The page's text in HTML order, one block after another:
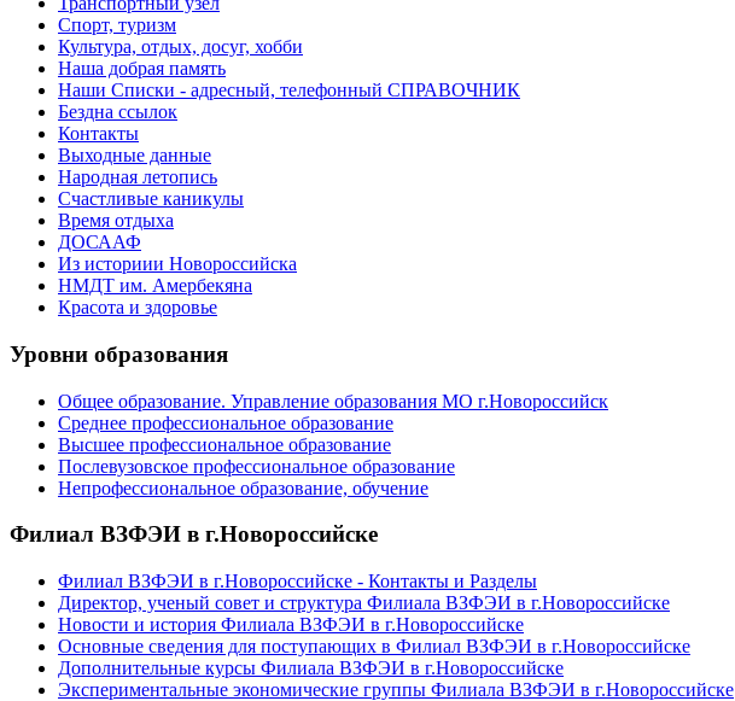
Спорт, туризм
Культура, отдых, досуг, хобби
Наша добрая память
Наши Списки - адресный, телефонный СПРАВОЧНИК
Бездна ссылок
Контакты
Выходные данные
Народная летопись
Счастливые каникулы
Время отдыха
ДОСААФ
Из историии Новороссийска
НМДТ им. Амербекяна
Красота и здоровье
Уровни образования
Общее образование. Управление образования МО г.Новороссийск
Среднее профессиональное образование
Высшее профессиональное образование
Послевузовское профессиональное образование
Непрофессиональное образование, обучение
Филиал ВЗФЭИ в г.Новороссийске
Филиал ВЗФЭИ в г.Новороссийске - Контакты и Разделы
Директор, ученый совет и структура Филиала ВЗФЭИ в г.Новороссийске
Новости и история Филиала ВЗФЭИ в г.Новороссийске
Основные сведения для поступающих в Филиал ВЗФЭИ в г.Новороссийске
Дополнительные курсы Филиала ВЗФЭИ в г.Новороссийске
Экспериментальные экономические группы Филиала ВЗФЭИ в г.Новороссийске